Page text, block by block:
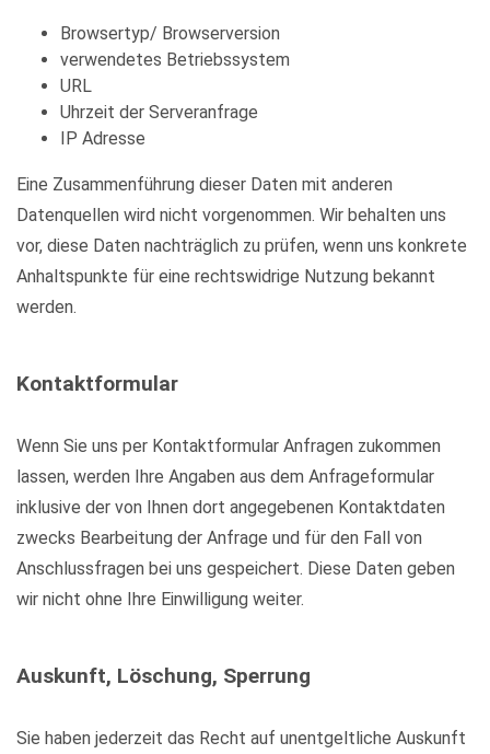
Browsertyp/ Browserversion
verwendetes Betriebssystem
URL
Uhrzeit der Serveranfrage
IP Adresse
Eine Zusammenführung dieser Daten mit anderen
Datenquellen wird nicht vorgenommen. Wir behalten uns
vor, diese Daten nachträglich zu prüfen, wenn uns konkrete
Anhaltspunkte für eine rechtswidrige Nutzung bekannt
werden.
Kontaktformular
Wenn Sie uns per Kontaktformular Anfragen zukommen
lassen, werden Ihre Angaben aus dem Anfrageformular
inklusive der von Ihnen dort angegebenen Kontaktdaten
zwecks Bearbeitung der Anfrage und für den Fall von
Anschlussfragen bei uns gespeichert. Diese Daten geben
wir nicht ohne Ihre Einwilligung weiter.
Auskunft, Löschung, Sperrung
Sie haben jederzeit das Recht auf unentgeltliche Auskunft